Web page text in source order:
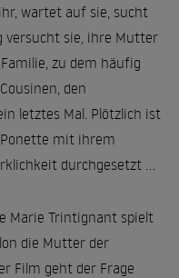
wartet auf sie, sucht
versucht sie, ihre Mutter
zu dem häufig
den
letztes Mal. Plötzlich ist
Ponette mit ihrem
durchgesetzt ...
Marie Trintignant spielt
die Mutter der
Film geht der Frage